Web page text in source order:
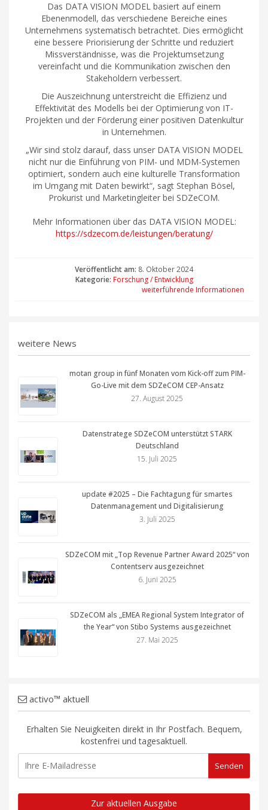
Das DATA VISION MODEL basiert auf einem
Ebenenmodell, das verschiedene Bereiche eines
Unternehmens systematisch betrachtet. Dies ermöglicht
eine bessere Priorisierung der Schritte und reduziert
Missverständnisse, was die Projektumsetzung
vereinfacht und die Kommunikation zwischen den
Stakeholdern verbessert.
Die Auszeichnung unterstreicht die Effizienz und
Effektivität des Modells bei der Optimierung von IT-
Projekten und der Förderung einer positiven Datenkultur
in Unternehmen.
„Wir sind stolz darauf, dass unser DATA VISION MODEL
nicht nur die Einführung von PIM- und MDM-Systemen
optimiert, sondern auch eine kulturelle Transformation
im Umgang mit Daten bewirkt“, sagt Stephan Bösel,
Prokurist und Marketingleiter bei SDZeCOM.
Mehr Informationen über das DATA VISION MODEL:
https://sdzecom.de/leistungen/beratung/
Veröffentlicht am: 8. Oktober 2024
Kategorie: Forschung / Entwicklung
weiterführende Informationen
weitere News
motan group in fünf Monaten vom Kick-off zum PIM-
Go-Live mit dem SDZeCOM CEP-Ansatz
27. August 2025
Datenstratege SDZeCOM unterstützt STARK
Deutschland
15. Juli 2025
update #2025 – Die Fachtagung für smartes
Datenmanagement und Digitalisierung
3. Juli 2025
SDZeCOM mit „Top Revenue Partner Award 2025“ von
Contentserv ausgezeichnet
6. Juni 2025
SDZeCOM als „EMEA Regional System Integrator of
the Year“ von Stibo Systems ausgezeichnet
27. Mai 2025
activo™ aktuell
Erhalten Sie Neuigkeiten direkt in Ihr Postfach. Bequem,
kostenfrei und tagesaktuell.
Zur aktuellen Ausgabe